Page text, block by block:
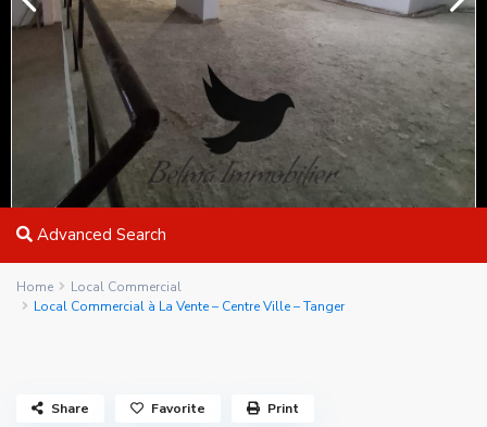
Advanced Search
Home
Local Commercial
Local Commercial à La Vente – Centre Ville – Tanger
Share Favorite Print